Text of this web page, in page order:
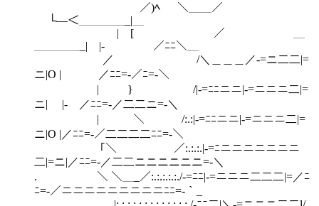
／)ﾍ ＼＿＿／
└―＜＿＿＿＿_|＿
|￣[ ／ ＿
＿＿＿＿_|￣|- ／ﾆﾆ＼＿
／ /＼＿＿＿／‐=ニ二二|=
ニ|O | ／ﾆﾆ=‐／ﾆ=‐＼
| } /|‐=ﾆﾆニニ|‐=ニニニ二|=
ニ| |- ／ﾆﾆ=‐／二二ニ=‐＼
| ＼ /:.:|‐=ﾆﾆニニ|‐=ニニニ二|=
ニ|O |／ﾆﾆ=‐／二二二二ﾆﾆ=‐＼
「＼ ／:.:.:.|‐=ﾆニニニニニニニ
二|=ニ|／ﾆﾆ=‐／二二ニニニニニニ=‐＼
. ＼ ＼＿_／:.:.:.:.:./‐=ﾆﾆ|‐=ニニニ二二二|=／ﾆ
ﾆ=‐／ニニニニニニニニニﾆﾆ=‐｀_